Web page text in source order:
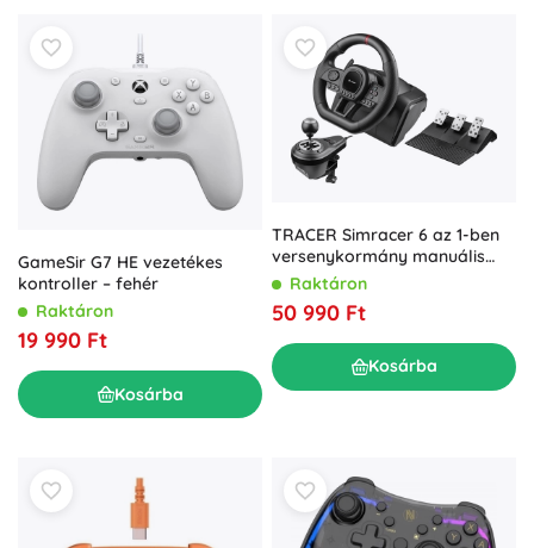
GameSir G7 HE vezetékes
kontroller – fehér
Raktáron
19 990 Ft
Kosárba
TRACER Simracer 6 az 1-ben
versenykormány manuális
váltóval
Raktáron
50 990 Ft
Kosárba